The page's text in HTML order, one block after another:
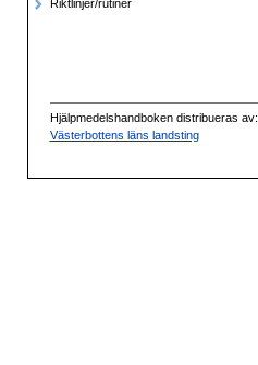
Riktlinjer/rutiner
Hjälpmedelshandboken distribueras av:
Västerbottens läns landsting